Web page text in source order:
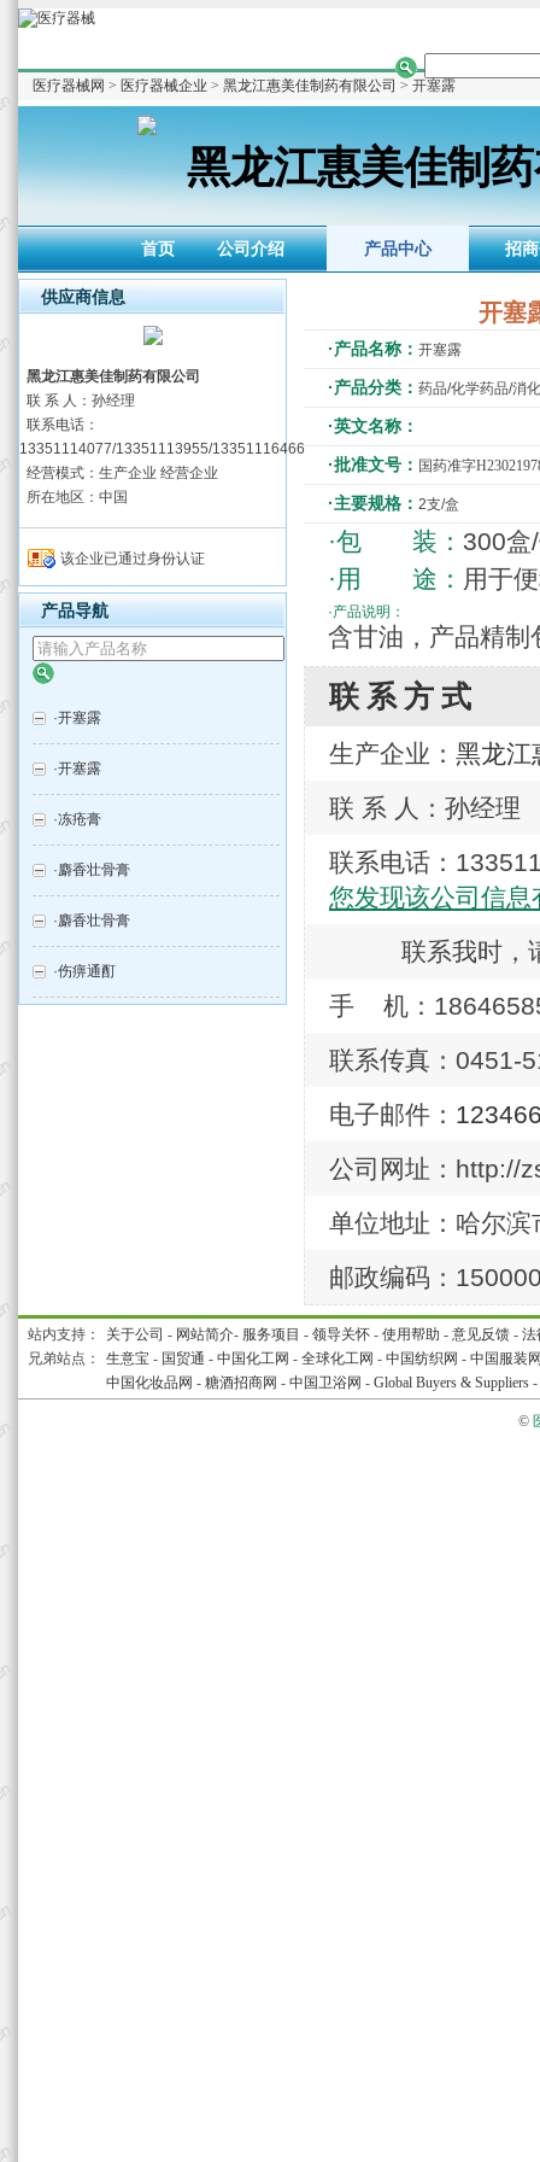
医疗器械网 > 医疗器械企业 > 黑龙江惠美佳制药有限公司 > 开塞露
黑龙江惠美佳制
首页 公司介绍 产品中心 招
开塞
·产品名称： 开塞露
·产品分类： 药品/化学药品/消
·英文名称：
·批准文号： 国药准字
·主要规格： 2支/盒
·包 装： 300盒
·用 途： 用于
·产品说明：
含甘油，产品精制
联系方式
生产企业： 黑龙江
联 系 人：孙经理
联系电话：
您发现该公司信
联系我时，
手 机：
联系传真：0451-
电子邮件：
公司网址：http://
单位地址：哈尔滨
邮政编码：
供应商信息
黑龙江惠美佳制药有限公司
联 系 人：孙经理
联系电话：
13351114077/13351113955/13351116466
经营模式：生产企业 经营企业
所在地区：中国
该企业已通过身份认证
产品导航
·开塞露
·开塞露
·冻疮膏
·麝香壮骨膏
·麝香壮骨膏
·伤痹通酊
站内支持： 关于公司 - 网站简介- 服务项目 - 领导关怀 - 使用帮助 - 意见反馈 - 法
兄弟站点：
生意宝 - 国贸通 - 中国化工网 - 全球化工网 - 中国纺织网 - 中国服装
中国化妆品网 - 糖酒招商网 - 中国卫浴网 - Global Buyers & Suppliers -
©